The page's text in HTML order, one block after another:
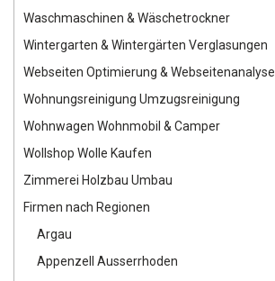
Waschmaschinen & Wäschetrockner
Wintergarten & Wintergärten Verglasungen
Webseiten Optimierung & Webseitenanalyse
Wohnungsreinigung Umzugsreinigung
Wohnwagen Wohnmobil & Camper
Wollshop Wolle Kaufen
Zimmerei Holzbau Umbau
Firmen nach Regionen
Argau
Appenzell Ausserrhoden